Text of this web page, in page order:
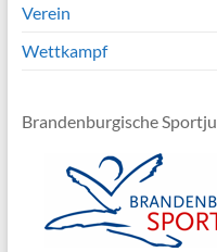
Verein
Wettkampf
Brandenburgische